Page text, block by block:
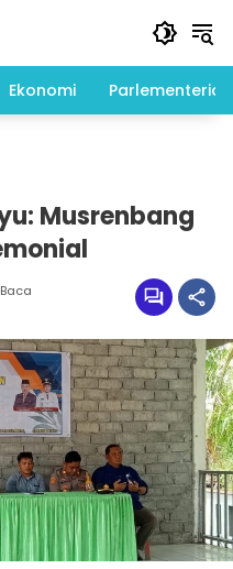
Ekonomi Parlementeria
Musrenbang